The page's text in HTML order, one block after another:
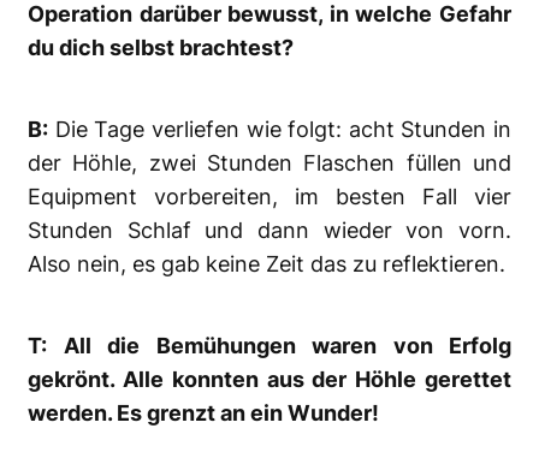
Operation darüber bewusst, in welche Gefahr
du dich selbst brachtest?
B: Die Tage verliefen wie folgt: acht Stunden in
der Höhle, zwei Stunden Flaschen füllen und
Equipment vorbereiten, im besten Fall vier
Stunden Schlaf und dann wieder von vorn.
Also nein, es gab keine Zeit das zu reflektieren.
T: All die Bemühungen waren von Erfolg
gekrönt. Alle konnten aus der Höhle gerettet
werden. Es grenzt an ein Wunder!